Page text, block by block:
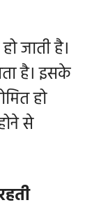
जाती है।
है। इसके
हो
से